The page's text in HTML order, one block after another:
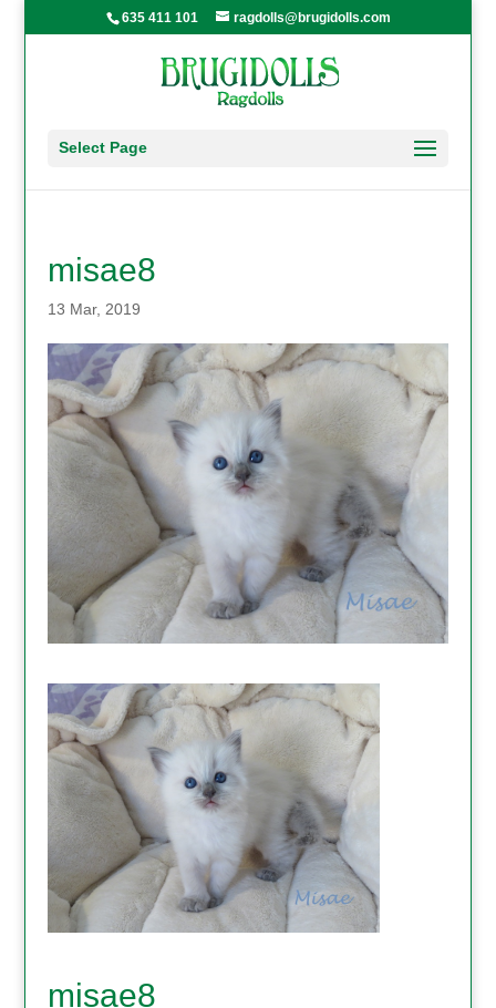
635 411 101 ragdolls@brugidolls.com
Select Page
misae8
13 Mar, 2019
misae8